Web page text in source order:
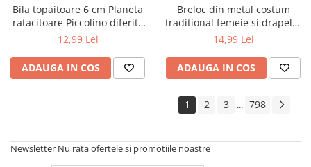
Culegeri și materiale auxiliare
Caiete de vacanță
Bibliografie școlară
Bibliografie didactică
Dicționare și gramatici
Romane și literatură
Bila topaitoare 6 cm Planeta
ratacitoare Piccolino diferite
modele
12,99 Lei
ADAUGA IN COS
Breloc din metal costum
traditional femeie si drapelul
Romaniei 9 cm
14,99 Lei
ADAUGA IN COS
1 2 3 ... 798
Newsletter Nu rata ofertele si promotiile noastre